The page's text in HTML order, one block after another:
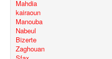
Mahdia
kairaoun
Manouba
Nabeul
Bizerte
Zaghouan